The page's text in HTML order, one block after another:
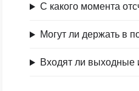
С какого момента
Могут ли держать в
Входят ли выходные